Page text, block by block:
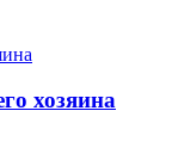
хозяина